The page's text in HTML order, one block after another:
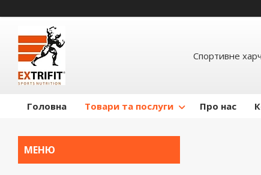
Спортивне
Головна Товари та послуги Про нас